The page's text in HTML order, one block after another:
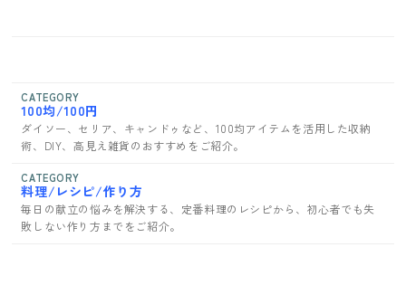
CATEGORY
100均/100円
ダイソー、セリア、キャンドゥなど、100均アイテムを活用した収納
術、DIY、高見え雑貨のおすすめをご紹介。
CATEGORY
料理/レシピ/作り方
毎日の献立の悩みを解決する、定番料理のレシピから、初心者でも失
敗しない作り方までをご紹介。